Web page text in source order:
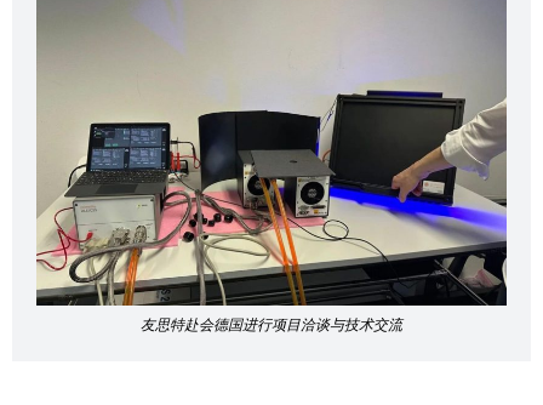
友思特赴会德国进行项目洽谈与技术交流